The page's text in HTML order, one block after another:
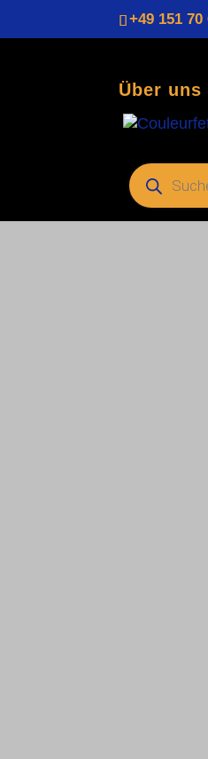
+49 151 70
Über uns
Products
search